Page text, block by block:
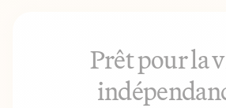
Prêt pour la